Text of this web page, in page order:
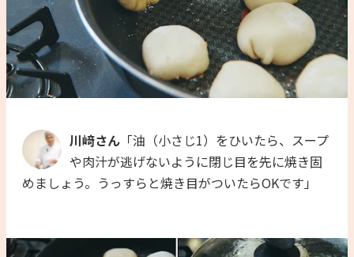
川﨑さん 「油（小さじ1）をひいたら、スープ
や肉汁が逃げないように閉じ目を先に焼き固
めましょう。うっすらと焼き目がついたらOKです」